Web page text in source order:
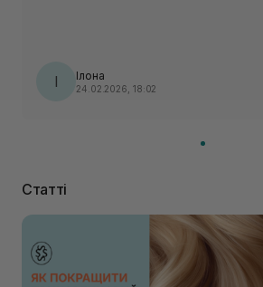
І Ілона
24.02.2026, 18:02
Статті